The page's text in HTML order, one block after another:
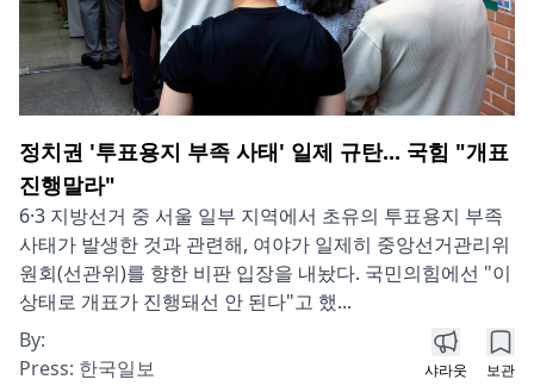
정치권 '투표용지 부족 사태' 일제 규탄... 국힘 "개표
진행말라"
6·3 지방선거 중 서울 일부 지역에서 초유의 투표용지 부족
사태가 발생한 것과 관련해, 여야가 일제히 중앙선거관리위
원회(선관위)를 향한 비판 입장을 내놨다. 국민의힘에선 "이
상태로 개표가 진행돼선 안 된다"고 했...
By:
Press: 한국일보 샤라웃 보관